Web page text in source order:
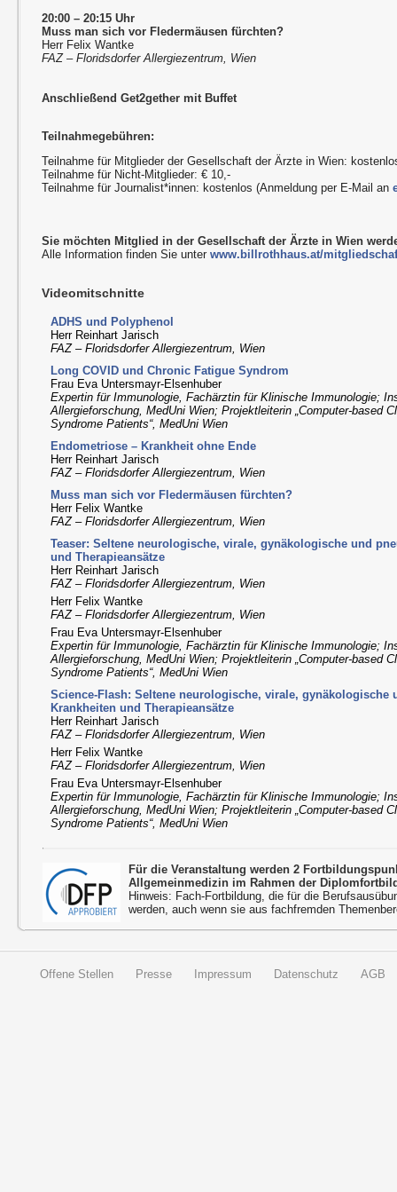
20:00 – 20:15 Uhr
Muss man sich vor Fledermäusen fürchten?
Herr Felix Wantke
FAZ – Floridsdorfer Allergiezentrum, Wien
Anschließend Get2gether mit Buffet
Teilnahmegebühren:
Teilnahme für Mitglieder der Gesellschaft der Ärzte in Wien:
Teilnahme für Nicht-Mitglieder: € 10,-
Teilnahme für Journalist*innen: kostenlos (Anmeldung per E-Mail an
Sie möchten Mitglied in der Gesellschaft der Ärzte in Wien
Alle Information finden Sie unterwww.billrothhaus.at/
Videomitschnitte
ADHS und Polyphenol
Herr Reinhart Jarisch
FAZ – Floridsdorfer Allergiezentrum, Wien
Long COVID und Chronic Fatigue Syndrom
Frau Eva Untersmayr-Elsenhuber
Expertin für Immunologie, Fachärztin für Klinische Immunologie;
Allergieforschung, MedUni Wien; Projektleiterin „Computer-based
Syndrome Patients“, MedUni Wien
Endometriose – Krankheit ohne Ende
Herr Reinhart Jarisch
FAZ – Floridsdorfer Allergiezentrum, Wien
Muss man sich vor Fledermäusen fürchten?
Herr Felix Wantke
FAZ – Floridsdorfer Allergiezentrum, Wien
Teaser: Seltene neurologische, virale, gynäkologische und
und Therapieansätze
Herr Reinhart Jarisch
FAZ – Floridsdorfer Allergiezentrum, Wien
Herr Felix Wantke
FAZ – Floridsdorfer Allergiezentrum, Wien
Frau Eva Untersmayr-Elsenhuber
Expertin für Immunologie, Fachärztin für Klinische Immunologie;
Allergieforschung, MedUni Wien; Projektleiterin „Computer-based
Syndrome Patients“, MedUni Wien
Science-Flash: Seltene neurologische, virale, gynäkologische
Krankheiten und Therapieansätze
Herr Reinhart Jarisch
FAZ – Floridsdorfer Allergiezentrum, Wien
Herr Felix Wantke
FAZ – Floridsdorfer Allergiezentrum, Wien
Frau Eva Untersmayr-Elsenhuber
Expertin für Immunologie, Fachärztin für Klinische Immunologie;
Allergieforschung, MedUni Wien; Projektleiterin „Computer-based
Syndrome Patients“, MedUni Wien
Für die Veranstaltung werden 2
Allgemeinmedizin im Rahmen der
Hinweis: Fach-Fortbildung, die für die
werden, auch wenn sie aus fachfremden
Offene Stellen Presse Impressum Datenschutz AGB